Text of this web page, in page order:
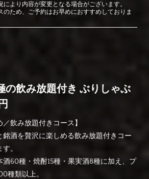
により内容が変更となる場合がございます。
のため、ご予約はお早めにおすすめしておりま
の飲み放題付き ぶりしゃぶ
／飲み放題付きコース】
銘酒を贅沢に楽しめる飲み放題付きコー
。
60種・焼酎15種・果実酒8種に加え、プ
種類以上。